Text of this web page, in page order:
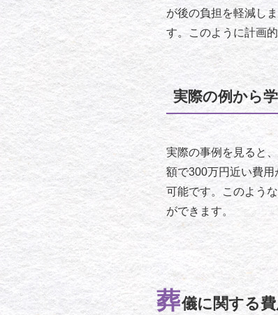
が後の負担を軽減し
す。このように計画
実際の例から
実際の事例を見ると
額で300万円近い費
可能です。このよう
ができます。
葬儀に関する